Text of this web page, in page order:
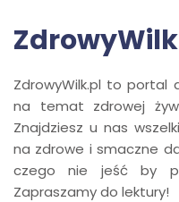
ZdrowyWilk.pl to portal
na temat zdrowej
Znajdziesz u nas
na zdrowe i smaczne
czego nie jeść by
Zapraszamy do lektury!